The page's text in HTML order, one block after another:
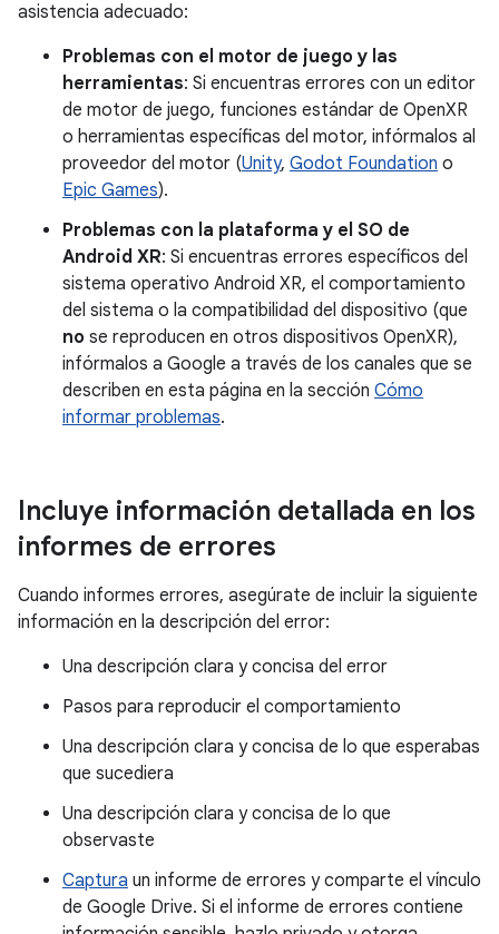
asistencia adecuado:
Problemas con el motor de juego y las
herramientas: Si encuentras errores con un editor
de motor de juego, funciones estándar de OpenXR
o herramientas específicas del motor, infórmalos al
proveedor del motor (Unity, Godot Foundation o
Epic Games).
Problemas con la plataforma y el SO de
Android XR: Si encuentras errores específicos del
sistema operativo Android XR, el comportamiento
del sistema o la compatibilidad del dispositivo (que
no se reproducen en otros dispositivos OpenXR),
infórmalos a Google a través de los canales que se
describen en esta página en la sección Cómo
informar problemas.
Incluye información detallada en los
informes de errores
Cuando informes errores, asegúrate de incluir la siguiente
información en la descripción del error:
Una descripción clara y concisa del error
Pasos para reproducir el comportamiento
Una descripción clara y concisa de lo que esperabas
que sucediera
Una descripción clara y concisa de lo que
observaste
Captura un informe de errores y comparte el vínculo
de Google Drive. Si el informe de errores contiene